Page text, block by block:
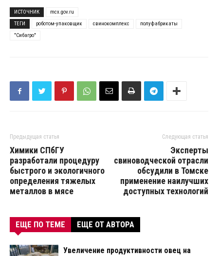
ИСТОЧНИК
mcx.gov.ru
ТЕГИ
роботом-упаковщик свинокомплекс
полуфабрикаты
"Сибагро"
Предыдущая статья
Химики СПбГУ
разработали процедуру
быстрого и экологичного
определения тяжелых
металлов в мясе
Следующая статья
Эксперты
свиноводческой отрасли
обсудили в Томске
применение наилучших
доступных технологий
ЕЩЕ ПО ТЕМЕ ЕЩЕ ОТ АВТОРА
Увеличение продуктивности овец на